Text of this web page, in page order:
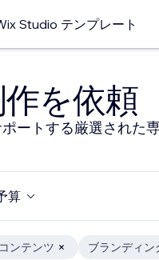
Studio テンプレート
を依頼
ートする厳選された
算
ンテンツ ブランディン